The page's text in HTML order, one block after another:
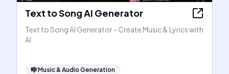
Text to Song AI Generator
Text to Song AI Generator - Create Music & Lyrics with
AI
🎼Music & Audio Generation